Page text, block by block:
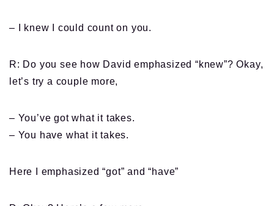
– I knew I could count on you.
R: Do you see how David emphasized “knew”? Okay,
let’s try a couple more,
– You’ve got what it takes.
– You have what it takes.
Here I emphasized “got” and “have”